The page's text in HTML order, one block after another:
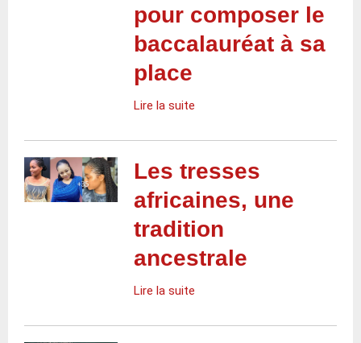
pour composer le
baccalauréat à sa
place
Lire la suite
Les tresses
africaines, une
tradition
ancestrale
Lire la suite